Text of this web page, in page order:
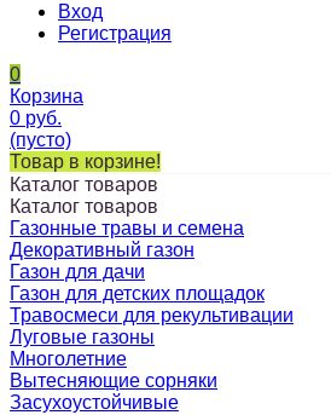
Вход
Регистрация
0
Корзина
0 руб.
(пусто)
Товар в корзине!
Каталог товаров
Каталог товаров
Газонные травы и семена
Декоративный газон
Газон для дачи
Газон для детских площадок
Травосмеси для рекультивации
Луговые газоны
Многолетние
Вытесняющие сорняки
Засухоустойчивые